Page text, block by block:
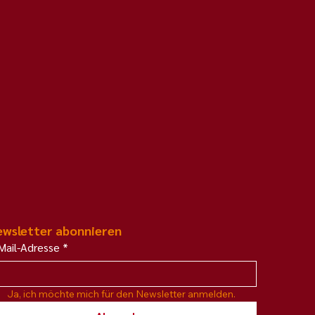
abonnieren
Adresse *
Ja, ich möchte mich für den Newsletter anmelden.